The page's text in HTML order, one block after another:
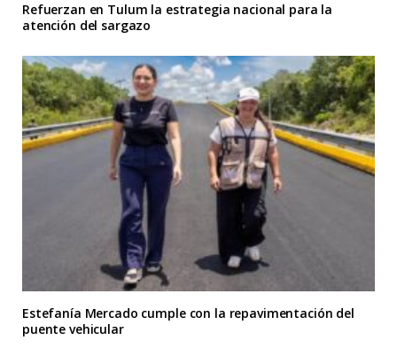
Refuerzan en Tulum la estrategia nacional para la
atención del sargazo
Estefanía Mercado cumple con la repavimentación del
puente vehicular